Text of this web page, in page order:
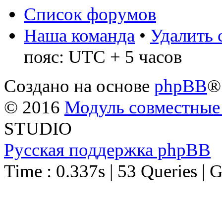
Список форумов
Наша команда • Удалить
пояс: UTC + 5 часов
Создано на основе phpBB®
© 2016 Модуль
STUDIO
Русская поддержка phpBB
Time : 0.337s | 53 Queries |